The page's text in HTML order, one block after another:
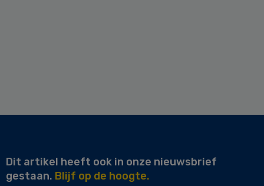
Dit artikel heeft ook in onze nieuwsbrief
gestaan. Blijf op de hoogte.